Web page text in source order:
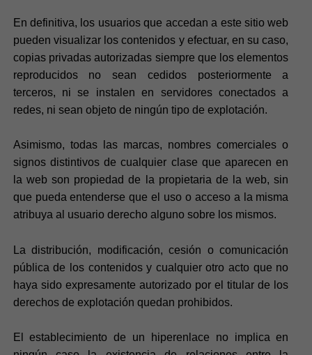
En definitiva, los usuarios que accedan a este sitio web
pueden visualizar los contenidos y efectuar, en su caso,
copias privadas autorizadas siempre que los elementos
reproducidos no sean cedidos posteriormente a
terceros, ni se instalen en servidores conectados a
redes, ni sean objeto de ningún tipo de explotación.
Asimismo, todas las marcas, nombres comerciales o
signos distintivos de cualquier clase que aparecen en
la web son propiedad de la propietaria de la web, sin
que pueda entenderse que el uso o acceso a la misma
atribuya al usuario derecho alguno sobre los mismos.
La distribución, modificación, cesión o comunicación
pública de los contenidos y cualquier otro acto que no
haya sido expresamente autorizado por el titular de los
derechos de explotación quedan prohibidos.
El establecimiento de un hiperenlace no implica en